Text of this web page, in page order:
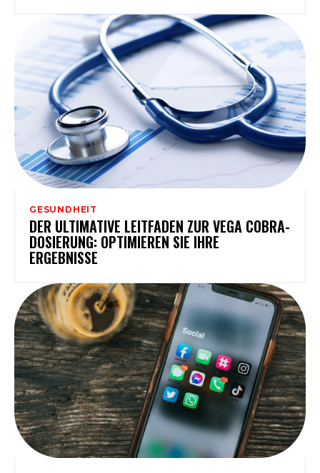
GESUNDHEIT
DER ULTIMATIVE LEITFADEN ZUR VEGA COBRA-
DOSIERUNG: OPTIMIEREN SIE IHRE
ERGEBNISSE